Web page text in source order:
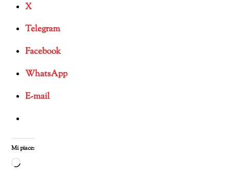
X
Telegram
Facebook
WhatsApp
E-mail
Mi piace:
Caricamento